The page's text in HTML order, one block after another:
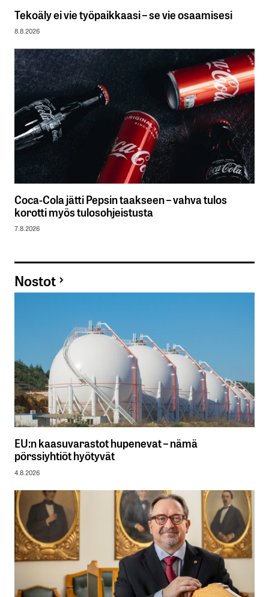
Tekoäly ei vie työpaikkaasi – se vie osaamisesi
8.8.2026
Coca-Cola jätti Pepsin taakseen – vahva tulos
korotti myös tulosohjeistusta
7.8.2026
Nostot
EU:n kaasuvarastot hupenevat – nämä
pörssiyhtiöt hyötyvät
4.8.2026